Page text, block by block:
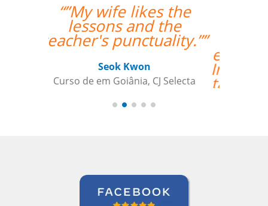
“”Lila está
absolutamente
satisfeita por ter um
excelente professor de
Inglês! Pontos positivos
também para a seleção
de alguém que fala
fluentemente russo
tradução pode
beneficiar a aquisição
de vocabulário. Bem